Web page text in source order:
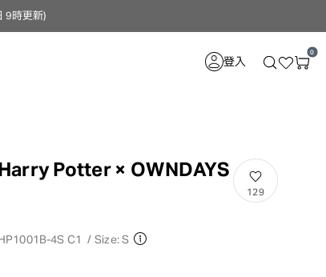
時更新）
登入
0
Potter × OWNDAYS
HP1001B-4S C1 / Size: S
129